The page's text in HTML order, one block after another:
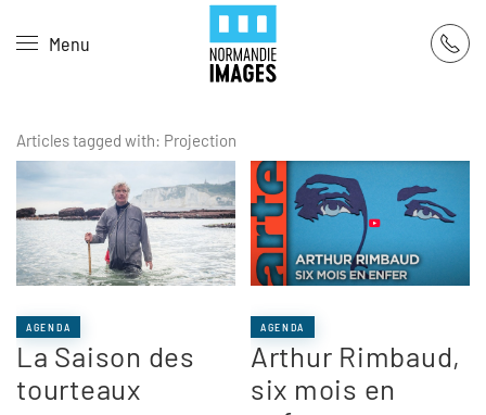
Skip to main content
Menu
Articles tagged with: Projection
AGENDA
La Saison des
tourteaux
AGENDA
Arthur Rimbaud,
six mois en
Panneau de gestion des cookies